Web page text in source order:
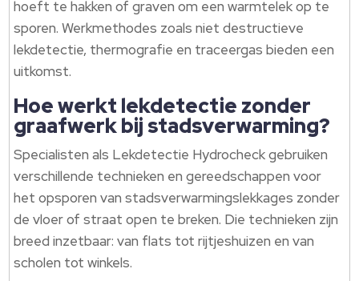
hoeft te hakken of graven om een warmtelek op te
sporen. Werkmethodes zoals niet destructieve
lekdetectie, thermografie en traceergas bieden een
uitkomst.
Hoe werkt lekdetectie zonder
graafwerk bij stadsverwarming?
Specialisten als Lekdetectie Hydrocheck gebruiken
verschillende technieken en gereedschappen voor
het opsporen van stadsverwarmingslekkages zonder
de vloer of straat open te breken. Die technieken zijn
breed inzetbaar: van flats tot rijtjeshuizen en van
scholen tot winkels.